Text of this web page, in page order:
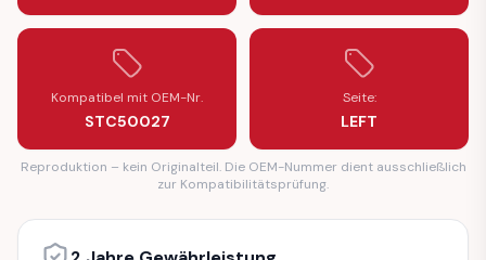
Kompatibel mit OEM-Nr.
STC50027
Seite:
LEFT
Reproduktion – kein Originalteil. Die OEM-Nummer dient ausschließlich
zur Kompatibilitätsprüfung.